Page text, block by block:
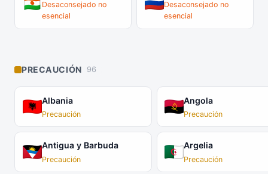
Desaconsejado no
esencial
Desaconsejado no
esencial
PRECAUCIÓN 96
Albania
Precaución
Angola
Precaución
Antigua y Barbuda
Precaución
Argelia
Precaución